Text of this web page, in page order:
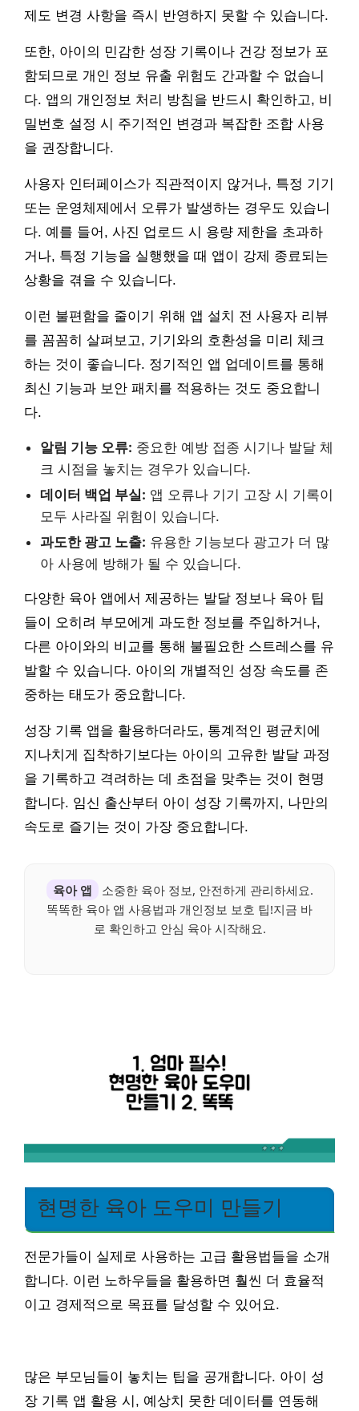
제도 변경 사항을 즉시 반영하지 못할 수 있습니다.
또한, 아이의 민감한 성장 기록이나 건강 정보가 포
함되므로 개인 정보 유출 위험도 간과할 수 없습니
다. 앱의 개인정보 처리 방침을 반드시 확인하고, 비
밀번호 설정 시 주기적인 변경과 복잡한 조합 사용
을 권장합니다.
사용자 인터페이스가 직관적이지 않거나, 특정 기기
또는 운영체제에서 오류가 발생하는 경우도 있습니
다. 예를 들어, 사진 업로드 시 용량 제한을 초과하
거나, 특정 기능을 실행했을 때 앱이 강제 종료되는
상황을 겪을 수 있습니다.
이런 불편함을 줄이기 위해 앱 설치 전 사용자 리뷰
를 꼼꼼히 살펴보고, 기기와의 호환성을 미리 체크
하는 것이 좋습니다. 정기적인 앱 업데이트를 통해
최신 기능과 보안 패치를 적용하는 것도 중요합니
다.
알림 기능 오류: 중요한 예방 접종 시기나 발달 체
크 시점을 놓치는 경우가 있습니다.
데이터 백업 부실: 앱 오류나 기기 고장 시 기록이
모두 사라질 위험이 있습니다.
과도한 광고 노출: 유용한 기능보다 광고가 더 많
아 사용에 방해가 될 수 있습니다.
다양한 육아 앱에서 제공하는 발달 정보나 육아 팁
들이 오히려 부모에게 과도한 정보를 주입하거나,
다른 아이와의 비교를 통해 불필요한 스트레스를 유
발할 수 있습니다. 아이의 개별적인 성장 속도를 존
중하는 태도가 중요합니다.
성장 기록 앱을 활용하더라도, 통계적인 평균치에
지나치게 집착하기보다는 아이의 고유한 발달 과정
을 기록하고 격려하는 데 초점을 맞추는 것이 현명
합니다. 임신 출산부터 아이 성장 기록까지, 나만의
속도로 즐기는 것이 가장 중요합니다.
육아 앱
소중한 육아 정보, 안전하게 관리하세요.
똑똑한 육아 앱 사용법과 개인정보 보호 팁!지금 바
로 확인하고 안심 육아 시작해요.
현명한 육아 도우미 만들기
전문가들이 실제로 사용하는 고급 활용법들을 소개
합니다. 이런 노하우들을 활용하면 훨씬 더 효율적
이고 경제적으로 목표를 달성할 수 있어요.
많은 부모님들이 놓치는 팁을 공개합니다. 아이 성
장 기록 앱 활용 시, 예상치 못한 데이터를 연동해